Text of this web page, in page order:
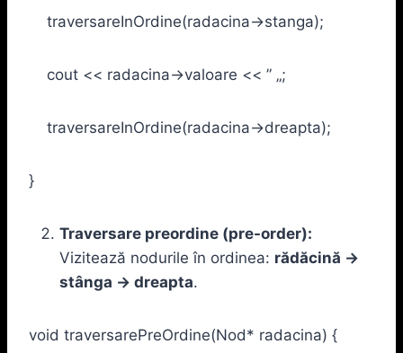
traversareInOrdine(radacina->stanga);
cout << radacina->valoare << ” „;
traversareInOrdine(radacina->dreapta);
}
Traversare preordine (pre-order):
Vizitează nodurile în ordinea: rădăcină →
stânga → dreapta.
void traversarePreOrdine(Nod* radacina) {